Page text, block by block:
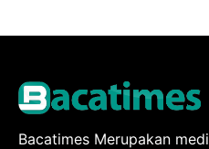
Bacatimes Merupakan